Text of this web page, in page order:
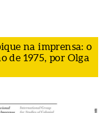
na imprensa: o
de 1975, por Olga